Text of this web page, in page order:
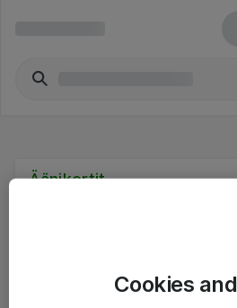
Äänikortit
Hinnat eivät sisällä
Cookies